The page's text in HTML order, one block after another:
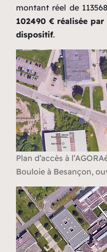
montant réel de
102490 € réalisée
dispositif.
Plan d’accès à
Bouloie à Besançon,